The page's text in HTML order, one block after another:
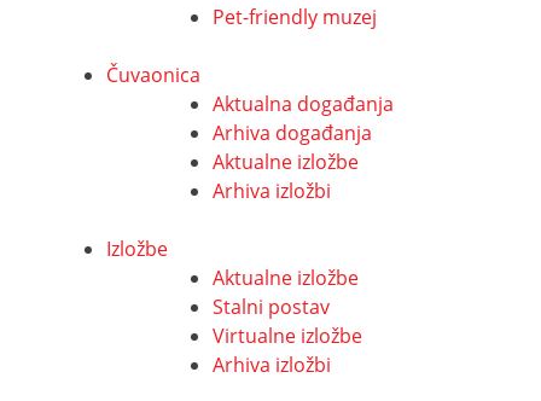
Pet-friendly muzej
Čuvaonica
Aktualna događanja
Arhiva događanja
Aktualne izložbe
Arhiva izložbi
Izložbe
Aktualne izložbe
Stalni postav
Virtualne izložbe
Arhiva izložbi